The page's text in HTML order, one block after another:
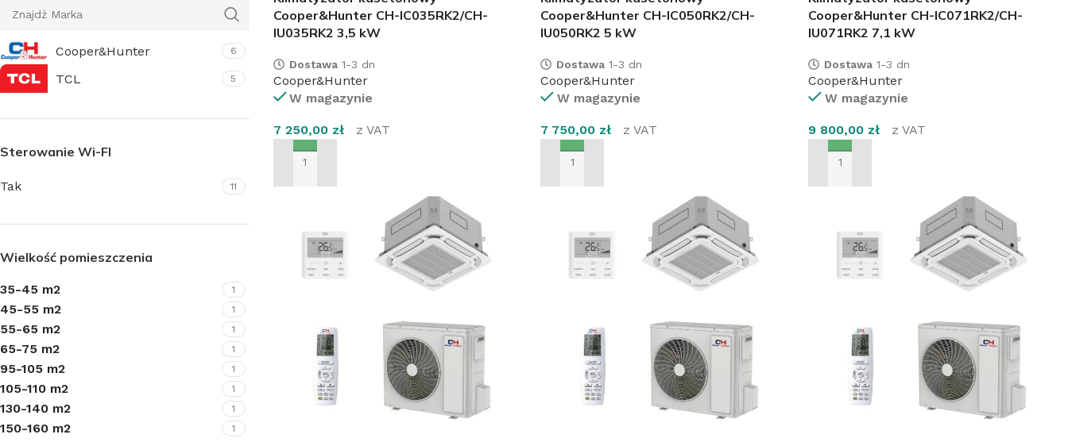
Klimatyzatory ścienne
Klimatyzatory przypodłogowo-sufitowe
Klimatyzatory przenośne
Klimatyzatory konsole
Klimatyzatory kanałowe
Systemy Multi
Środki czystości do klimatyzacji
Cooper&Hunter 6
TCL 5
Sterowanie Wi-FI
Tak 11
Wielkość pomieszczenia
35-45 m2 1
45-55 m2 1
55-65 m2 1
65-75 m2 1
95-105 m2 1
105-110 m2 1
130-140 m2 1
150-160 m2 1
Cooper&Hunter CH-IC035RK2/CH-
IU035RK2 3,5 kW
Dostawa1-3 dn
Cooper&Hunter
W magazynie
7 250,00 zł z VAT
DODAJ DO KOSZYKA
Cooper&Hunter CH-IC050RK2/CH-
IU050RK2 5 kW
Dostawa 1-3 dn
Cooper&Hunter
W magazynie
7 750,00 zł z VAT
DODAJ DO KOSZYKA
Cooper&Hunter CH-IC071RK2/CH-
IU071RK2 7,1 kW
Dostawa 1-3 dn
Cooper&Hunter
W magazynie
9 800,00 zł z VAT
DODAJ DO KOSZYKA